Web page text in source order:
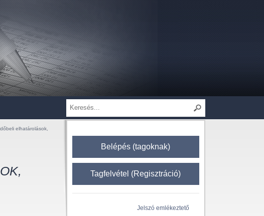
elhatárolások,
Belépés (tagoknak)
Tagfelvétel (Regisztráció)
Jelszó emlékeztető